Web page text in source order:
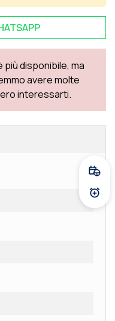
disponibile, ma
avere molte
interessarti.